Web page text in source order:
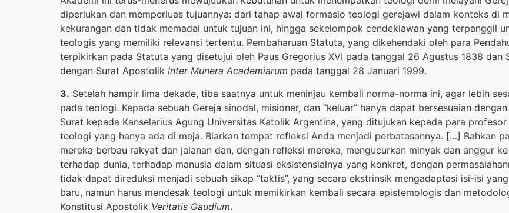
diperlukan dan memperluas tujuannya: dari tahap awal formasio teologi gerejawi dalam konteks di
kekurangan dan tidak memadai untuk tujuan ini, hingga sekelompok cendekiawan yang terpanggil
teologis yang memiliki relevansi tertentu. Pembaharuan Statuta, yang dikehendaki oleh para
terpikirkan pada Statuta yang disetujui oleh Paus Gregorius XVI pada tanggal 26 Agustus 1838 dan
dengan Surat Apostolik Inter Munera Academiarum pada tanggal 28 Januari 1999.
3. Setelah hampir lima dekade, tiba saatnya untuk meninjau kembali norma-norma ini, agar lebih
pada teologi. Kepada sebuah Gereja sinodal, misioner, dan “keluar” hanya dapat bersesuaian
Surat kepada Kanselarius Agung Universitas Katolik Argentina, yang ditujukan kepada para
teologi yang hanya ada di meja. Biarkan tempat refleksi Anda menjadi perbatasannya. […] Bahkan
mereka berbau rakyat dan jalanan dan, dengan refleksi mereka, mengucurkan minyak dan anggur
terhadap dunia, terhadap manusia dalam situasi eksistensialnya yang konkret, dengan
tidak dapat direduksi menjadi sebuah sikap “taktis”, yang secara ekstrinsik mengadaptasi isi-isi
baru, namun harus mendesak teologi untuk memikirkan kembali secara epistemologis dan
Konstitusi Apostolik Veritatis Gaudium.